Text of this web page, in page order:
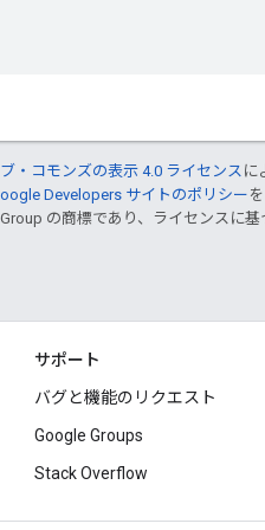
・コモンズの表示 4.0 ライセンス に
Developers サイトのポリシー
の商標であり、ライセンスに基
サポート
バグと機能のリクエスト
Google Groups
Stack Overflow